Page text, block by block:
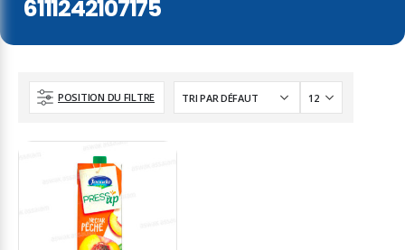
6111242107175
POSITION DU FILTRE